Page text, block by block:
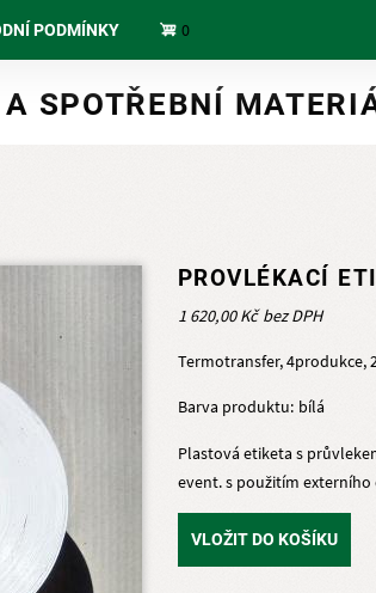
PODMÍNKY 0
SPOTŘEBNÍ
PROVLÉKACÍ
1 620,00 Kč
Termotransfer, 4produkce,
Barva produktu bílá
Plastová etiketa s
event. s použitím externího
VLOŽIT DO KOŠÍKU